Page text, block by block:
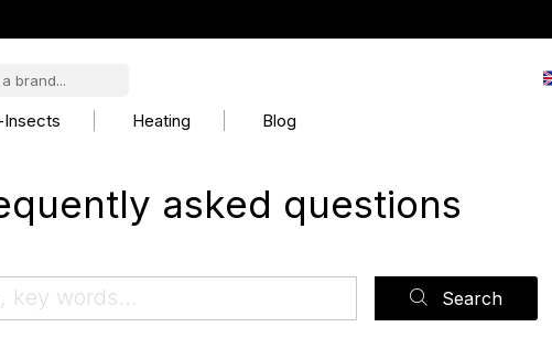
Insects Heating Blog
asked questions
Search